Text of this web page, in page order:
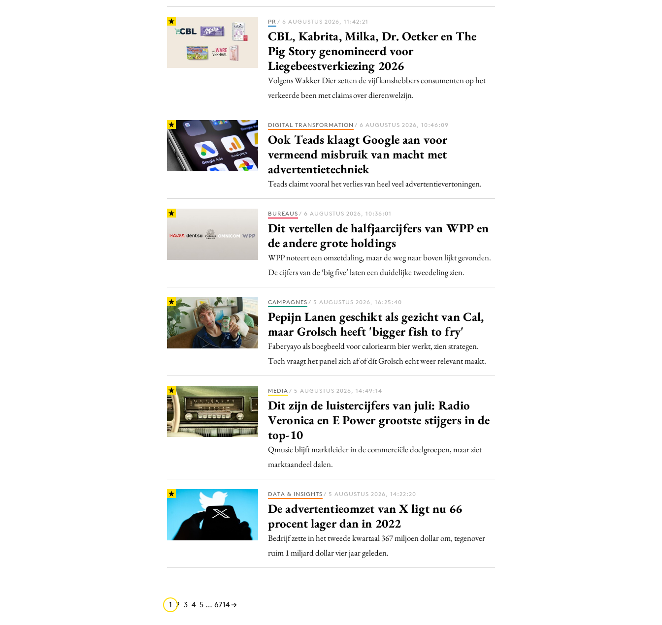
PR / 6 AUGUSTUS 2026, 11:42:21
CBL, Kabrita, Milka, Dr. Oetker en The
Pig Story genomineerd voor
Liegebeestverkiezing 2026
Volgens Wakker Dier zetten de vijf kanshebbers consumenten op het
verkeerde been met claims over dierenwelzijn.
DIGITAL TRANSFORMATION / 6 AUGUSTUS 2026, 10:46:09
Ook Teads klaagt Google aan voor
vermeend misbruik van macht met
advertentietechniek
Teads claimt vooral het verlies van heel veel advertentievertoningen.
BUREAUS / 6 AUGUSTUS 2026, 10:36:01
Dit vertellen de halfjaarcijfers van WPP en
de andere grote holdings
WPP noteert een omzetdaling, maar de weg naar boven lijkt gevonden.
De cijfers van de ‘big five’ laten een duidelijke tweedeling zien.
CAMPAGNES / 5 AUGUSTUS 2026, 16:25:40
Pepijn Lanen geschikt als gezicht van Cal,
maar Grolsch heeft 'bigger fish to fry'
Faberyayo als boegbeeld voor caloriearm bier werkt, zien strategen.
Toch vraagt het panel zich af of dít Grolsch echt weer relevant maakt.
MEDIA / 5 AUGUSTUS 2026, 14:49:14
Dit zijn de luistercijfers van juli: Radio
Veronica en E Power grootste stijgers in de
top-10
Qmusic blijft marktleider in de commerciële doelgroepen, maar ziet
marktaandeel dalen.
DATA & INSIGHTS / 5 AUGUSTUS 2026, 14:22:20
De advertentieomzet van X ligt nu 66
procent lager dan in 2022
Bedrijf zette in het tweede kwartaal 367 miljoen dollar om, tegenover
ruim 1 miljard dollar vier jaar geleden.
1 2 3 4 5 … 6714